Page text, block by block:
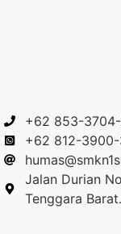
+62 853-
+62 812-
Jalan Durian
Tenggara